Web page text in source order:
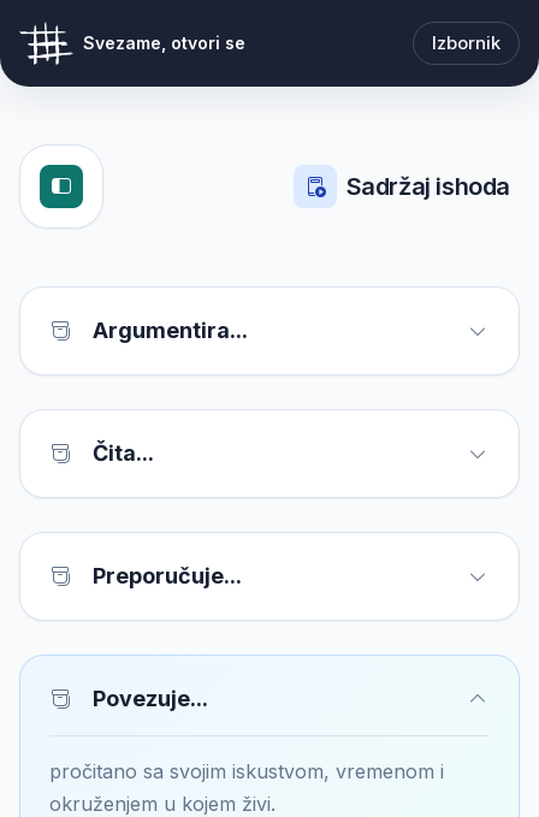
Svezame, otvori se Izbornik
Sadržaj ishoda
Argumentira...
Čita...
Preporučuje...
Povezuje...
pročitano sa svojim iskustvom, vremenom i
okruženjem u kojem živi.